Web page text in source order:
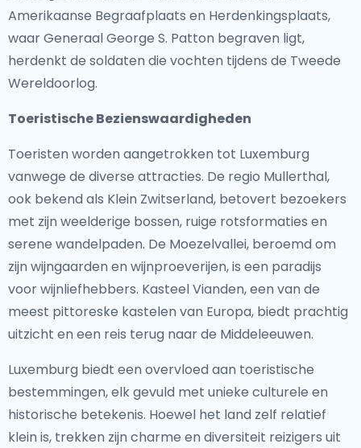
Amerikaanse Begraafplaats en Herdenkingsplaats,
waar Generaal George S. Patton begraven ligt,
herdenkt de soldaten die vochten tijdens de Tweede
Wereldoorlog.
Toeristische Bezienswaardigheden
Toeristen worden aangetrokken tot Luxemburg
vanwege de diverse attracties. De regio Mullerthal,
ook bekend als Klein Zwitserland, betovert bezoekers
met zijn weelderige bossen, ruige rotsformaties en
serene wandelpaden. De Moezelvallei, beroemd om
zijn wijngaarden en wijnproeverijen, is een paradijs
voor wijnliefhebbers. Kasteel Vianden, een van de
meest pittoreske kastelen van Europa, biedt prachtig
uitzicht en een reis terug naar de Middeleeuwen.
Luxemburg biedt een overvloed aan toeristische
bestemmingen, elk gevuld met unieke culturele en
historische betekenis. Hoewel het land zelf relatief
klein is, trekken zijn charme en diversiteit reizigers uit